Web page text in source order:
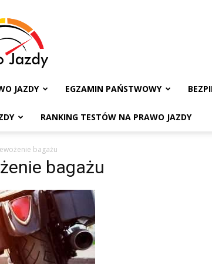
Testy
Prawo
Jazdy
JAZDY EGZAMIN PAŃSTWOWY
RANKING TESTÓW NA PRAWO JAZDY
bagażu
bagażu